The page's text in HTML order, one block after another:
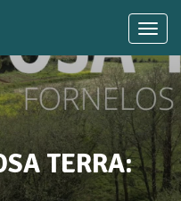
SABÍAS QUE...
TERRA: